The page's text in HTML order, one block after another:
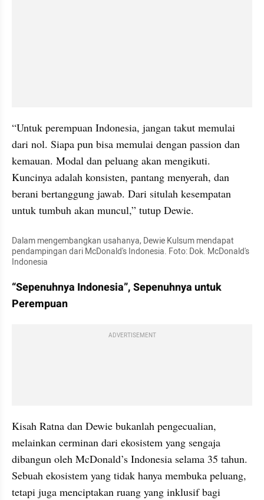
“Untuk perempuan Indonesia, jangan takut memulai
dari nol. Siapa pun bisa memulai dengan passion dan
kemauan. Modal dan peluang akan mengikuti.
Kuncinya adalah konsisten, pantang menyerah, dan
berani bertanggung jawab. Dari situlah kesempatan
untuk tumbuh akan muncul,” tutup Dewie.
Dalam mengembangkan usahanya, Dewie Kulsum mendapat
pendampingan dari McDonald's Indonesia. Foto: Dok. McDonald's
Indonesia
“Sepenuhnya Indonesia”, Sepenuhnya untuk
Perempuan
ADVERTISEMENT
Kisah Ratna dan Dewie bukanlah pengecualian,
melainkan cerminan dari ekosistem yang sengaja
dibangun oleh McDonald’s Indonesia selama 35 tahun.
Sebuah ekosistem yang tidak hanya membuka peluang,
tetapi juga menciptakan ruang yang inklusif bagi